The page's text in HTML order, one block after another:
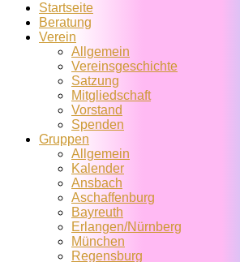
Startseite
Beratung
Verein
Allgemein
Vereins­geschichte
Satzung
Mitglied­schaft
Vorstand
Spenden
Gruppen
Allgemein
Kalender
Ansbach
Aschaffenburg
Bayreuth
Erlangen/Nürnberg
München
Regensburg